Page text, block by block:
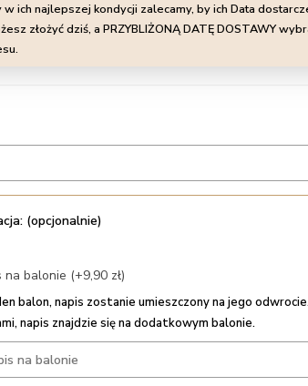
w ich najlepszej kondycji zalecamy, by ich Data
złożyć dziś, a PRZYBLIŻONĄ DATĘ DOSTAWY
(opcjonalnie)
balonie (+9,90 zł)
balon, napis zostanie umieszczony na jego
napis znajdzie się na dodatkowym balonie.